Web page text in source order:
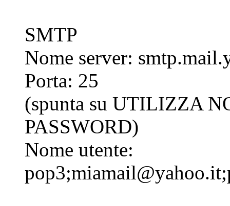
SMTP
Nome server:
Porta: 25
(spunta su UTILIZZA
PASSWORD)
Nome utente: